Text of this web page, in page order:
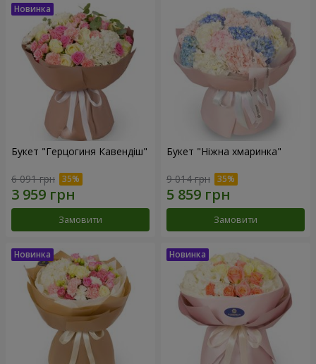
Букет "Герцогиня Кавендіш"
6 091 грн
Замовити
Букет "Ніжна хмаринка"
9 014 грн
Замовити